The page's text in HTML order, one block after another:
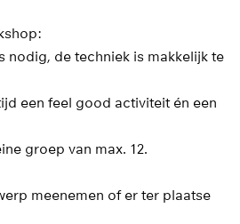
nodig, de techniek is makkelijk te
een feel good activiteit én een
groep van max. 12.
meenemen of er ter plaatse